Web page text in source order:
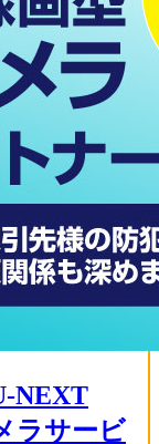
NEXT
ラサービ